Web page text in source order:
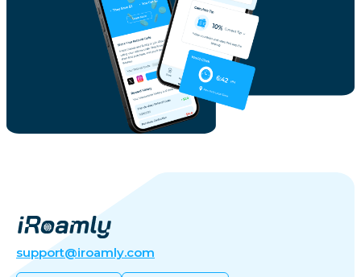
support@iroamly.com